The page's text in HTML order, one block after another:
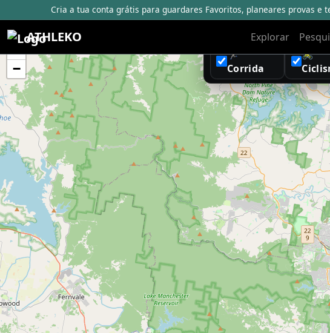
Cria a tua conta grátis para guardares Favoritos, planeares provas e
ATHLEKO Explorar
🏃
Corrida
🚴
+
−
© 2026 athleko |
Subscreve a